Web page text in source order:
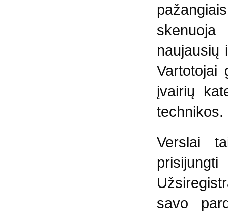
naujausių
Vartotojai
įvairių
technikos.
Verslai
savo